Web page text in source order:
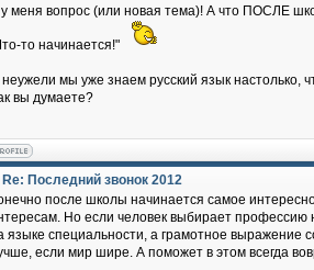
меня вопрос (или новая тема)! А что ПОСЛЕ
то начинается!"
неужели мы уже знаем русский язык настолько,
вы думаете?
Re: Последний звонок 2012
после школы начинается самое
Но если человек выбирает профессию
языке специальности, а грамотное выражение
если мир шире. А поможет в этом всегда